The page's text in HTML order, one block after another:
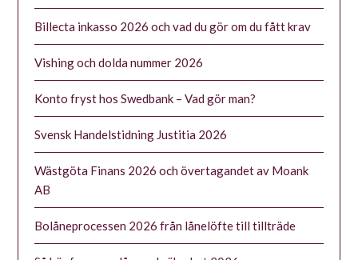
Billecta inkasso 2026 och vad du gör om du fått krav
Vishing och dolda nummer 2026
Konto fryst hos Swedbank – Vad gör man?
Svensk Handelstidning Justitia 2026
Wästgöta Finans 2026 och övertagandet av Moank
AB
Bolåneprocessen 2026 från lånelöfte till tillträde